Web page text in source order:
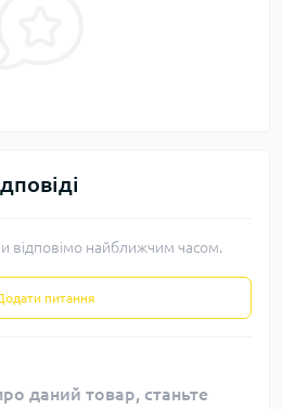
відповімо найближчим часом.
питання
даний товар, станьте